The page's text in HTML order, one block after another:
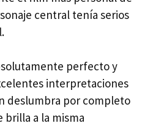
central tenía serios
perfecto y
interpretaciones
deslumbra por completo
brilla a la misma